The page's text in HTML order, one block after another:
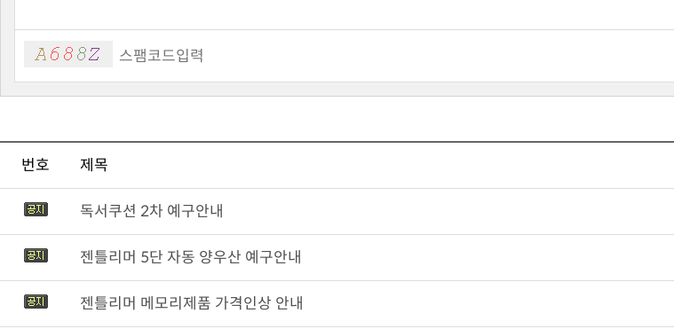
번호 제목
독서쿠션 2차 예구안내
젠틀리머 5단 자동 양우산 예구안내
젠틀리머 메모리제품 가격인상 안내